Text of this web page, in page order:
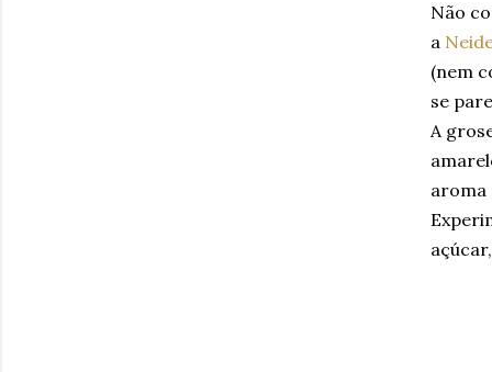
Não
a
(nem
se
A
aroma